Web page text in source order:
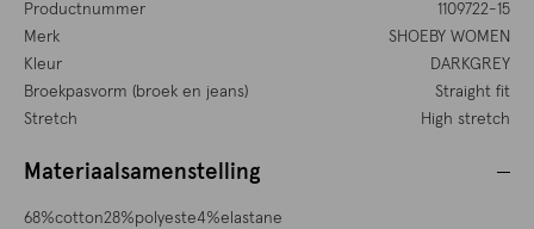
Productnummer
1109722-15
Merk
SHOEBY WOMEN
Kleur
DARKGREY
Broekpasvorm (broek en jeans)
Straight fit
Stretch
High stretch
Materiaalsamenstelling
68%cotton28%polyeste4%elastane